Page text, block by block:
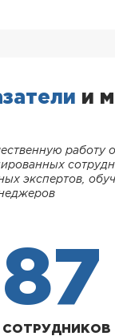
и
работу
экспертов,
87
СОТРУДНИКОВ